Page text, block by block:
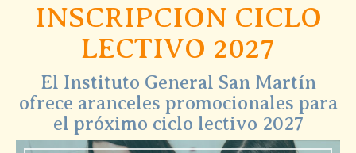
INSCRIPCION CICLO
LECTIVO 2027
El Instituto General San Martín
ofrece aranceles promocionales para
el próximo ciclo lectivo 2027